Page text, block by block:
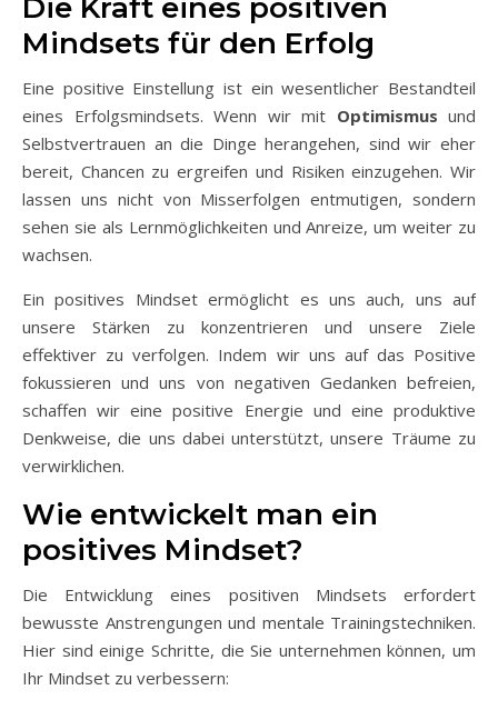
Die Kraft eines positiven
Mindsets für den Erfolg
Eine positive Einstellung ist ein wesentlicher Bestandteil
eines Erfolgsmindsets. Wenn wir mit Optimismus und
Selbstvertrauen an die Dinge herangehen, sind wir eher
bereit, Chancen zu ergreifen und Risiken einzugehen. Wir
lassen uns nicht von Misserfolgen entmutigen, sondern
sehen sie als Lernmöglichkeiten und Anreize, um weiter zu
wachsen.
Ein positives Mindset ermöglicht es uns auch, uns auf
unsere Stärken zu konzentrieren und unsere Ziele
effektiver zu verfolgen. Indem wir uns auf das Positive
fokussieren und uns von negativen Gedanken befreien,
schaffen wir eine positive Energie und eine produktive
Denkweise, die uns dabei unterstützt, unsere Träume zu
verwirklichen.
Wie entwickelt man ein
positives Mindset?
Die Entwicklung eines positiven Mindsets erfordert
bewusste Anstrengungen und mentale Trainingstechniken.
Hier sind einige Schritte, die Sie unternehmen können, um
Ihr Mindset zu verbessern: